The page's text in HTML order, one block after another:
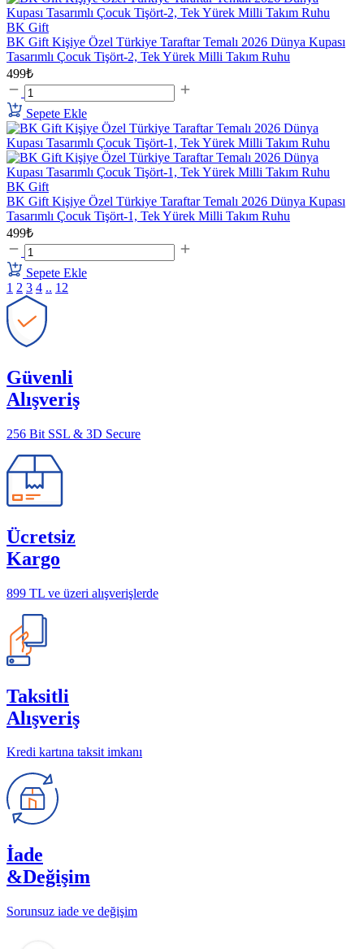
BK Gift
BK Gift Kişiye Özel Türkiye Taraftar Temalı 2026 Dünya Kupası
Tasarımlı Çocuk Tişört-2, Tek Yürek Milli Takım Ruhu
499₺
Sepete Ekle
BK Gift
BK Gift Kişiye Özel Türkiye Taraftar Temalı 2026 Dünya Kupası
Tasarımlı Çocuk Tişört-1, Tek Yürek Milli Takım Ruhu
499₺
Sepete Ekle
1 2 3 4 .. 12
Güvenli
Alışveriş
256 Bit SSL & 3D Secure
Ücretsiz
Kargo
899 TL ve üzeri alışverişlerde
Taksitli
Alışveriş
Kredi kartına taksit imkanı
İade
&Değişim
Sorunsuz iade ve değişim